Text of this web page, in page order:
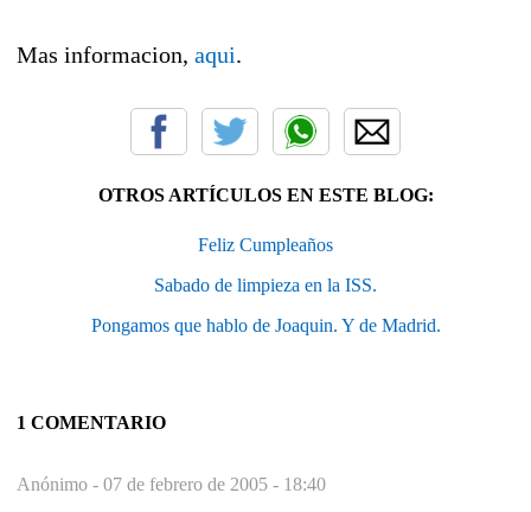
Mas informacion, aqui.
OTROS ARTÍCULOS EN ESTE BLOG:
Feliz Cumpleaños
Sabado de limpieza en la ISS.
Pongamos que hablo de Joaquin. Y de Madrid.
1 COMENTARIO
Anónimo - 07 de febrero de 2005 - 18:40